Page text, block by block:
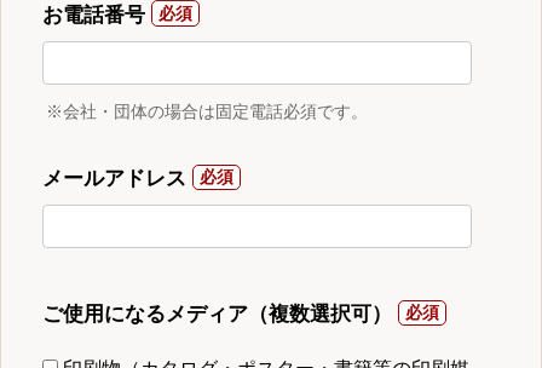
お電話番号
※会社・団体の場合は固定電話必須です。
メールアドレス
ご使用になるメディア（複数選択可）